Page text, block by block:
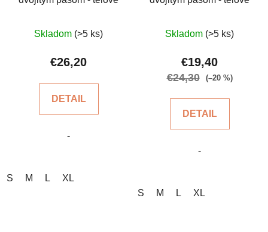
hodnotenie
produktu
z
hviezdičiek.
Skladom (>5 ks)
€26,20
DETAIL
-
S M L XL
hodnotenie
produktu
5
Skladom (>5 ks)
€19,40
€24,30 (–20 %)
DETAIL
-
S M L XL